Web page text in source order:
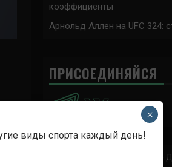
коэффициенты
Арнольд Аллен на UFC 324:
ПРИСОЕДИНЯЙСЯ
Доминик Круз —
виды спорта каждый день!
×